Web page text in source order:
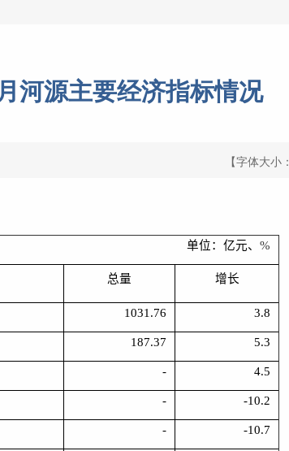
河源主要经济指标情况
【字体大小：
单位：亿元、 %
总量 增长
1031.76 3.8
187.37 5.3
- 4.5
- -10.2
- -10.7